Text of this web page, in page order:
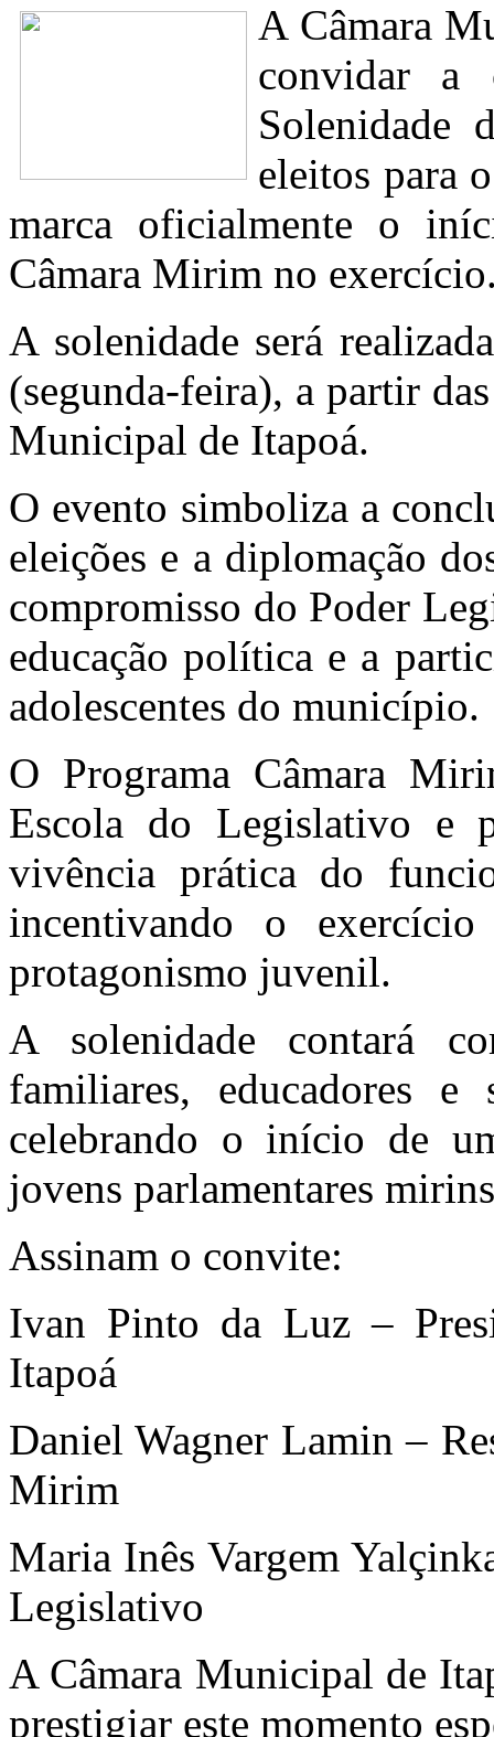
A Câmara
convidar a
Solenidade
eleitos para
marca oficialmente o
Câmara Mirim no
A solenidade será
(segunda-feira), a partir
Municipal de Itapoá.
O evento simboliza a
eleições e a diplomação
compromisso do Poder
educação política e a
adolescentes do município.
O Programa Câmara
Escola do Legislativo e
vivência prática do
incentivando o
protagonismo juvenil.
A solenidade contará
familiares, educadores e
celebrando o início de
jovens parlamentares
Assinam o convite:
Ivan Pinto da Luz –
Itapoá
Daniel Wagner Lamin –
Mirim
Maria Inês Vargem
Legislativo
A Câmara Municipal de
prestigiar este momento